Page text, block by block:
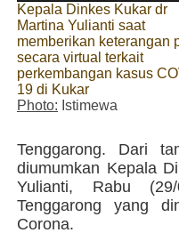
Kepala Dinkes Kukar dr
Martina Yulianti saat
memberikan keterangan
secara virtual terkait
perkembangan kasus
19 di Kukar
Photo: Istimewa
Tenggarong. Dari
diumumkan Kepala
Yulianti, Rabu
Tenggarong yang
Corona.